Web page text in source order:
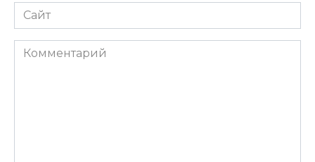
Сайт
Комментарий